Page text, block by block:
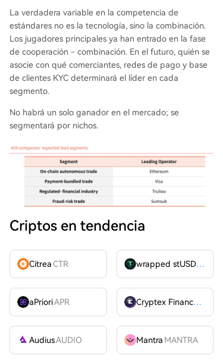
La verdadera variable en la competencia de
estándares no es la tecnología, sino la combinación.
Los jugadores principales ya han entrado en la fase
de cooperación - combinación. En el futuro, quién se
asocie con qué comerciantes, redes de pago y base
de clientes KYC determinará el líder en cada
segmento.
No habrá un solo ganador en el mercado; se
segmentará por nichos.
Criptos en tendencia
CitreaCTR wrapped stUSDT
aPrioriAPR Cryptex FinanceCTX
AudiusAUDIO Mantra MANTRA